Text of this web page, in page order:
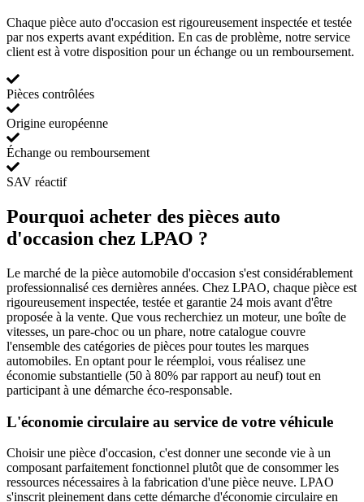
Chaque pièce auto d'occasion est rigoureusement inspectée et testée
par nos experts avant expédition. En cas de problème, notre service
client est à votre disposition pour un échange ou un remboursement.
Pièces contrôlées
Origine européenne
Échange ou remboursement
SAV réactif
Pourquoi acheter des pièces auto
d'occasion chez LPAO ?
Le marché de la pièce automobile d'occasion s'est considérablement
professionnalisé ces dernières années. Chez LPAO, chaque pièce est
rigoureusement inspectée, testée et garantie 24 mois avant d'être
proposée à la vente. Que vous recherchiez un moteur, une boîte de
vitesses, un pare-choc ou un phare, notre catalogue couvre
l'ensemble des catégories de pièces pour toutes les marques
automobiles. En optant pour le réemploi, vous réalisez une
économie substantielle (50 à 80% par rapport au neuf) tout en
participant à une démarche éco-responsable.
L'économie circulaire au service de votre véhicule
Choisir une pièce d'occasion, c'est donner une seconde vie à un
composant parfaitement fonctionnel plutôt que de consommer les
ressources nécessaires à la fabrication d'une pièce neuve. LPAO
s'inscrit pleinement dans cette démarche d'économie circulaire en